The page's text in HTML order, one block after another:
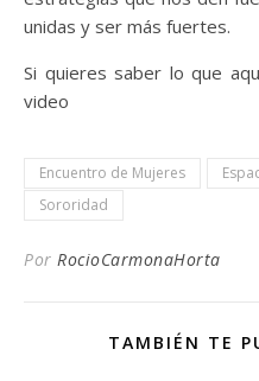
unidas y ser más fuertes.
Si quieres saber lo que
video
Encuentro de Mujeres
Sororidad
Por RocioCarmonaHorta
TAMBIÉN TE